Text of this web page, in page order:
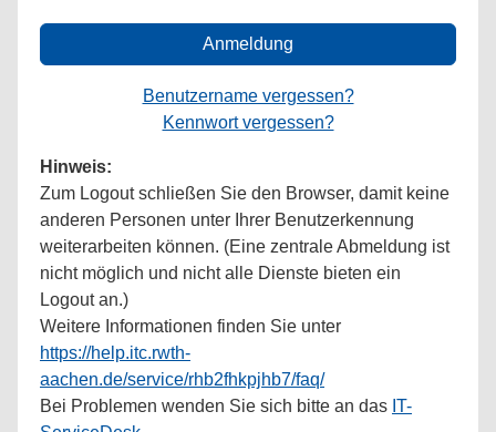
Anmeldung
Benutzername vergessen?
Kennwort vergessen?
Hinweis:
Zum Logout schließen Sie den Browser, damit keine
anderen Personen unter Ihrer Benutzerkennung
weiterarbeiten können. (Eine zentrale Abmeldung ist
nicht möglich und nicht alle Dienste bieten ein
Logout an.)
Weitere Informationen finden Sie unter
https://help.itc.rwth-
aachen.de/service/rhb2fhkpjhb7/faq/
Bei Problemen wenden Sie sich bitte an das IT-